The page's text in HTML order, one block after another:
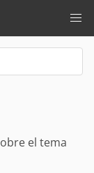
el tema